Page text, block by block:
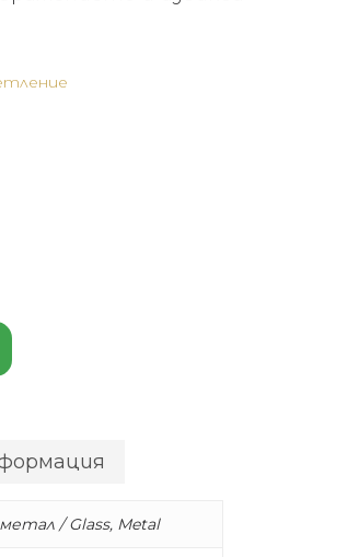
/ Glass, Metal